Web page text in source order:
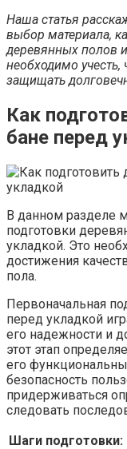
Наша статья
выбор материала,
деревянных полов
необходимо
защищать
Как
бане перед
В данном разделе
подготовки
укладкой. Это
достижения
пола.
Первоначальная
перед укладкой
его надежности и
этот этап
его
безопасность
придерживаться
следовать
Шаги подготовки: